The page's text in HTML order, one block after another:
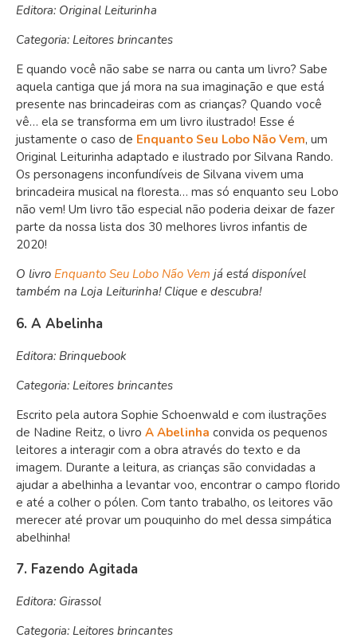
Editora: Original Leiturinha
Categoria: Leitores brincantes
E quando você não sabe se narra ou canta um livro? Sabe
aquela cantiga que já mora na sua imaginação e que está
presente nas brincadeiras com as crianças? Quando você
vê… ela se transforma em um livro ilustrado! Esse é
justamente o caso de Enquanto Seu Lobo Não Vem, um
Original Leiturinha adaptado e ilustrado por Silvana Rando.
Os personagens inconfundíveis de Silvana vivem uma
brincadeira musical na floresta… mas só enquanto seu Lobo
não vem! Um livro tão especial não poderia deixar de fazer
parte da nossa lista dos 30 melhores livros infantis de
2020!
O livro Enquanto Seu Lobo Não Vem já está disponível
também na Loja Leiturinha! Clique e descubra!
6. A Abelinha
Editora: Brinquebook
Categoria: Leitores brincantes
Escrito pela autora Sophie Schoenwald e com ilustrações
de Nadine Reitz, o livro A Abelinha convida os pequenos
leitores a interagir com a obra através do texto e da
imagem. Durante a leitura, as crianças são convidadas a
ajudar a abelhinha a levantar voo, encontrar o campo florido
e até a colher o pólen. Com tanto trabalho, os leitores vão
merecer até provar um pouquinho do mel dessa simpática
abelhinha!
7. Fazendo Agitada
Editora: Girassol
Categoria: Leitores brincantes